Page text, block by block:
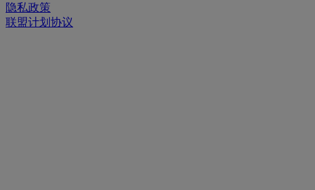
隐私政策
联盟计划协议